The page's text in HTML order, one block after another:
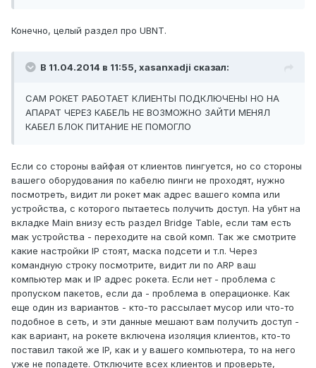
Конечно, целый раздел про UBNT.
В 11.04.2014 в 11:55, xasanxadji сказал:
САМ РОКЕТ РАБОТАЕТ КЛИЕНТЫ ПОДКЛЮЧЕНЫ НО НА
АПАРАТ ЧЕРЕЗ КАБЕЛЬ НЕ ВОЗМОЖНО ЗАЙТИ МЕНЯЛ
КАБЕЛ БЛОК ПИТАНИЕ НЕ ПОМОГЛО
Если со стороны вайфая от клиентов пингуется, но со стороны
вашего оборудования по кабелю пинги не проходят, нужно
посмотреть, видит ли рокет мак адрес вашего компа или
устройства, с которого пытаетесь получить доступ. На убнт на
вкладке Main внизу есть раздел Bridge Table, если там есть
мак устройства - переходите на свой комп. Так же смотрите
какие настройки IP стоят, маска подсети и т.п. Через
командную строку посмотрите, видит ли по ARP ваш
компьютер мак и IP адрес рокета. Если нет - проблема с
пропуском пакетов, если да - проблема в операционке. Как
еще один из вариантов - кто-то рассылает мусор или что-то
подобное в сеть, и эти данные мешают вам получить доступ -
как вариант, на рокете включена изоляция клиентов, кто-то
поставил такой же IP, как и у вашего компьютера, то на него
уже не попадете. Отключите всех клиентов и проверьте,